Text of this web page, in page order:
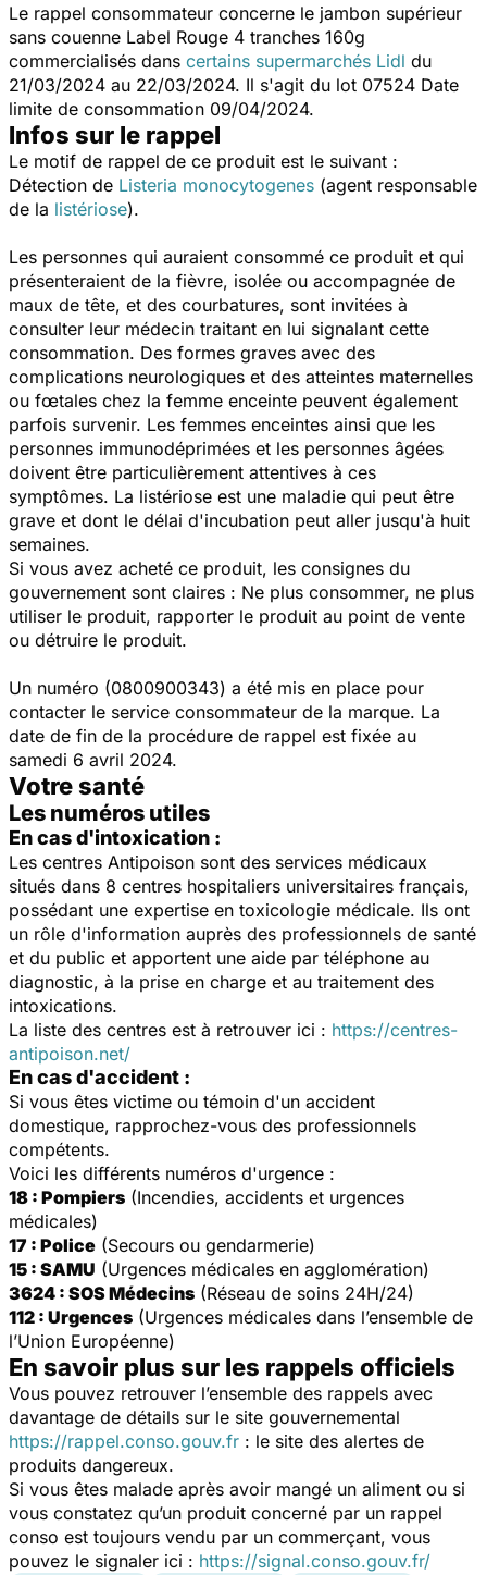
Le rappel consommateur concerne le jambon supérieur
sans couenne Label Rouge 4 tranches 160g
commercialisés dans certains supermarchés Lidl du
21/03/2024 au 22/03/2024. Il s'agit du lot 07524 Date
limite de consommation 09/04/2024.
Infos sur le rappel
Le motif de rappel de ce produit est le suivant :
Détection de Listeria monocytogenes (agent responsable
de la listériose).
Les personnes qui auraient consommé ce produit et qui
présenteraient de la fièvre, isolée ou accompagnée de
maux de tête, et des courbatures, sont invitées à
consulter leur médecin traitant en lui signalant cette
consommation. Des formes graves avec des
complications neurologiques et des atteintes maternelles
ou fœtales chez la femme enceinte peuvent également
parfois survenir. Les femmes enceintes ainsi que les
personnes immunodéprimées et les personnes âgées
doivent être particulièrement attentives à ces
symptômes. La listériose est une maladie qui peut être
grave et dont le délai d'incubation peut aller jusqu'à huit
semaines.
Si vous avez acheté ce produit, les consignes du
gouvernement sont claires : Ne plus consommer, ne plus
utiliser le produit, rapporter le produit au point de vente
ou détruire le produit.
Un numéro (0800900343) a été mis en place pour
contacter le service consommateur de la marque. La
date de fin de la procédure de rappel est fixée au
samedi 6 avril 2024.
Votre santé
Les numéros utiles
En cas d'intoxication :
Les centres Antipoison sont des services médicaux
situés dans 8 centres hospitaliers universitaires français,
possédant une expertise en toxicologie médicale. Ils ont
un rôle d'information auprès des professionnels de santé
et du public et apportent une aide par téléphone au
diagnostic, à la prise en charge et au traitement des
intoxications.
La liste des centres est à retrouver ici : https://centres-
antipoison.net/
En cas d'accident :
Si vous êtes victime ou témoin d'un accident
domestique, rapprochez-vous des professionnels
compétents.
Voici les différents numéros d'urgence :
18 : Pompiers (Incendies, accidents et urgences
médicales)
17 : Police (Secours ou gendarmerie)
15 : SAMU (Urgences médicales en agglomération)
3624 : SOS Médecins (Réseau de soins 24H/24)
112 : Urgences (Urgences médicales dans l’ensemble de
l’Union Européenne)
En savoir plus sur les rappels officiels
Vous pouvez retrouver l’ensemble des rappels avec
davantage de détails sur le site gouvernemental
https://rappel.conso.gouv.fr : le site des alertes de
produits dangereux.
Si vous êtes malade après avoir mangé un aliment ou si
vous constatez qu’un produit concerné par un rappel
conso est toujours vendu par un commerçant, vous
pouvez le signaler ici : https://signal.conso.gouv.fr/